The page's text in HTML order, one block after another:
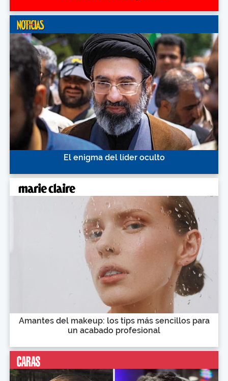
El enigma del líder oculto
Amantes del makeup: los tips más sencillos para
un acabado profesional